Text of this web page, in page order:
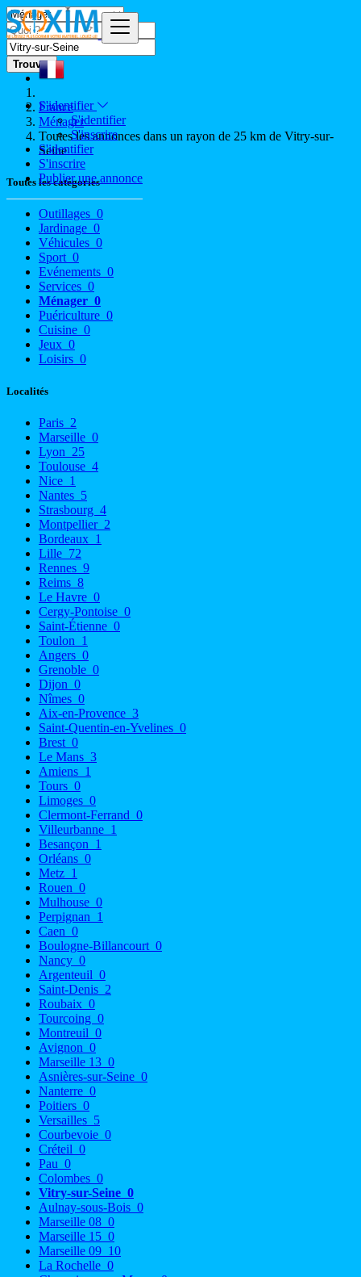
S'identifier
S'identifier
S'inscrire
S'identifier
S'inscrire
Publier une annonce
Trouver
France
Ménager
Toutes les annonces dans un rayon de 25 km de Vitry-sur-
Seine
Toutes les catégories
Outillages 0
Jardinage 0
Véhicules 0
Sport 0
Evénements 0
Services 0
Ménager 0
Puériculture 0
Cuisine 0
Jeux 0
Loisirs 0
Localités
Paris 2
Marseille 0
Lyon 25
Toulouse 4
Nice 1
Nantes 5
Strasbourg 4
Montpellier 2
Bordeaux 1
Lille 72
Rennes 9
Reims 8
Le Havre 0
Cergy-Pontoise 0
Saint-Étienne 0
Toulon 1
Angers 0
Grenoble 0
Dijon 0
Nîmes 0
Aix-en-Provence 3
Saint-Quentin-en-Yvelines 0
Brest 0
Le Mans 3
Amiens 1
Tours 0
Limoges 0
Clermont-Ferrand 0
Villeurbanne 1
Besançon 1
Orléans 0
Metz 1
Rouen 0
Mulhouse 0
Perpignan 1
Caen 0
Boulogne-Billancourt 0
Nancy 0
Argenteuil 0
Saint-Denis 2
Roubaix 0
Tourcoing 0
Montreuil 0
Avignon 0
Marseille 13 0
Asnières-sur-Seine 0
Nanterre 0
Poitiers 0
Versailles 5
Courbevoie 0
Créteil 0
Pau 0
Colombes 0
Vitry-sur-Seine 0
Aulnay-sous-Bois 0
Marseille 08 0
Marseille 15 0
Marseille 09 10
La Rochelle 0